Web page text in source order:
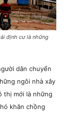
định cư là những
dân chuyển
ngôi nhà xây
thị mới là những
khăn chồng